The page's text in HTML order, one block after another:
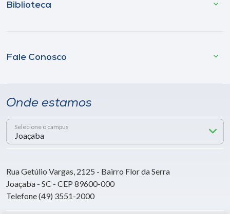
Biblioteca
Fale Conosco
Onde estamos
Selecione o campus
Rua Getúlio Vargas, 2125 - Bairro Flor da Serra
Joaçaba - SC - CEP 89600-000
Telefone (49) 3551-2000